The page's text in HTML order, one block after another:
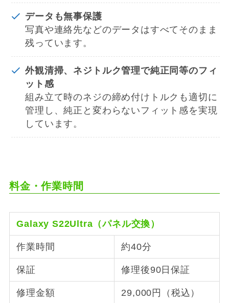
データも無事保護
写真や連絡先などのデータはすべてそのまま
残っています。
外観清掃、ネジトルク管理で純正同等のフィ
ット感
組み立て時のネジの締め付けトルクも適切に
管理し、純正と変わらないフィット感を実現
しています。
料金・作業時間
Galaxy S22Ultra（パネル交換）
作業時間 約40分
保証 修理後90日保証
修理金額 29,000円（税込）